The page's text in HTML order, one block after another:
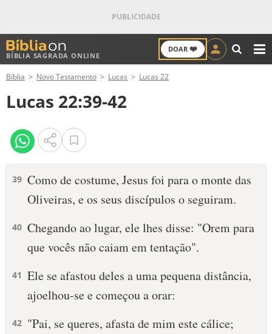
BÍBLIA SAGRADA ONLINE
DOAR ❤️
ANTIGO TESTAMENTO
NOVO TESTAMENTO
VERSÍCULOS
PALAVRA DO DIA
SALMO DO DIA
10 MANDAMENTOS
ESTUDOS BÍBLICOS
Bíblia Novo Testamento Lucas Lucas 22
Lucas 22:39-42
39 Como de costume, Jesus foi para o monte das
Oliveiras, e os seus discípulos o seguiram.
40 Chegando ao lugar, ele lhes disse: "Orem para
que vocês não caiam em tentação".
41 Ele se afastou deles a uma pequena distância,
ajoelhou-se e começou a orar:
42 "Pai, se queres, afasta de mim este cálice;